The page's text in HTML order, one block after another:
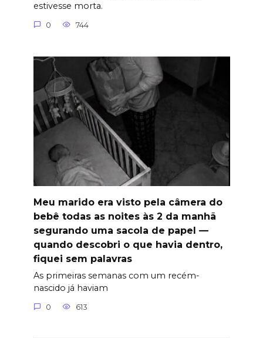
estivesse morta.
0 744
Meu marido era visto pela câmera do
bebê todas as noites às 2 da manhã
segurando uma sacola de papel —
quando descobri o que havia dentro,
fiquei sem palavras
As primeiras semanas com um recém-
nascido já haviam
0 613